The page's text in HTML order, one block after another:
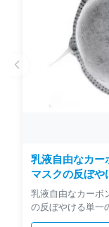
乳液自由なカー
マスクの反ぼや
るセリウムだけ
乳液自由なカーボ
の反ぼやける単一
け 1 . 記述 調節可